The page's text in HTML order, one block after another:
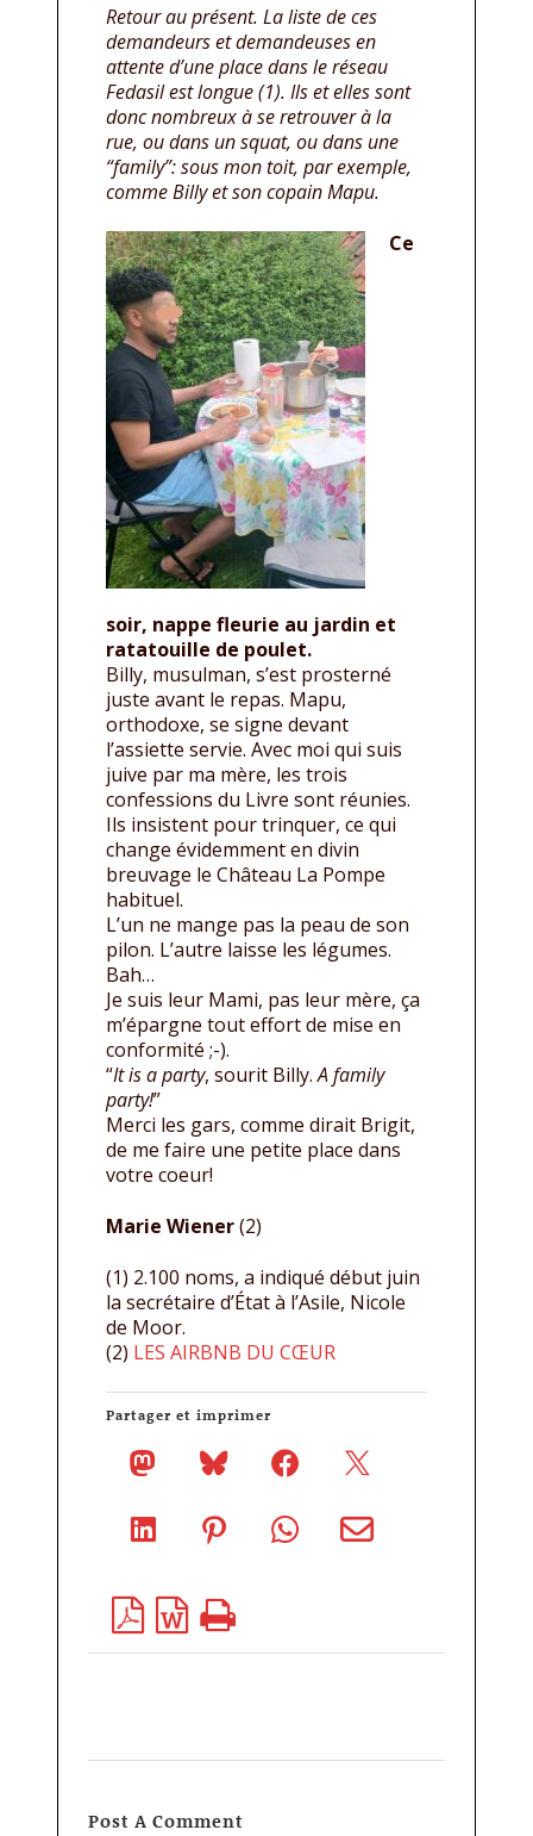
Retour au présent. La liste de ces
demandeurs et demandeuses en
attente d’une place dans le réseau
Fedasil est longue (1). Ils et elles sont
donc nombreux à se retrouver à la
rue, ou dans un squat, ou dans une
“family”: sous mon toit, par exemple,
comme Billy et son copain Mapu.
Ce
soir, nappe fleurie au jardin et
ratatouille de poulet.
Billy, musulman, s’est prosterné
juste avant le repas. Mapu,
orthodoxe, se signe devant
l’assiette servie. Avec moi qui suis
juive par ma mère, les trois
confessions du Livre sont réunies.
Ils insistent pour trinquer, ce qui
change évidemment en divin
breuvage le Château La Pompe
habituel.
L’un ne mange pas la peau de son
pilon. L’autre laisse les légumes.
Bah…
Je suis leur Mami, pas leur mère, ça
m’épargne tout effort de mise en
conformité ;-).
“It is a party, sourit Billy.A family
party!”
Merci les gars, comme dirait Brigit,
de me faire une petite place dans
votre coeur!
Marie Wiener(2)
(1) 2.100 noms, a indiqué début juin
la secrétaire d’État à l’Asile, Nicole
de Moor.
(2) LES AIRBNB DU CŒUR
Partager et imprimer
Post A Comment